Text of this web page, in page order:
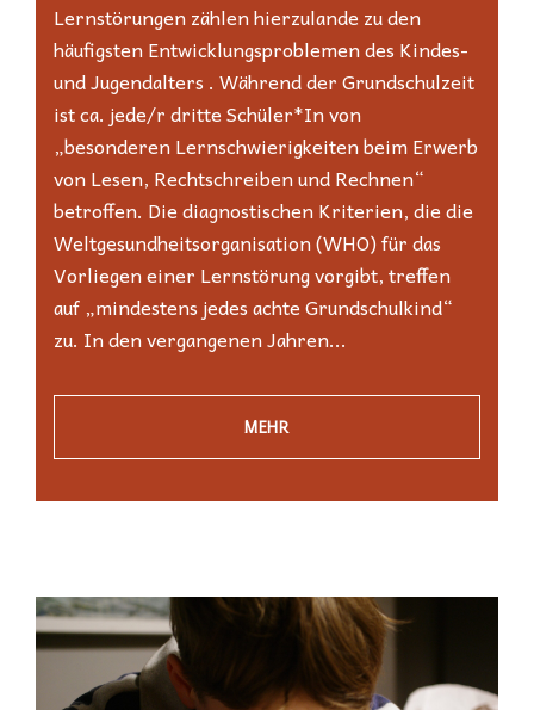
Lernstörungen zählen hierzulande zu den
häufigsten Entwicklungsproblemen des Kindes-
und Jugendalters . Während der Grundschulzeit
ist ca. jede/r dritte Schüler*In von
„besonderen Lernschwierigkeiten beim Erwerb
von Lesen, Rechtschreiben und Rechnen“
betroffen. Die diagnostischen Kriterien, die die
Weltgesundheitsorganisation (WHO) für das
Vorliegen einer Lernstörung vorgibt, treffen
auf „mindestens jedes achte Grundschulkind“
zu. In den vergangenen Jahren...
MEHR